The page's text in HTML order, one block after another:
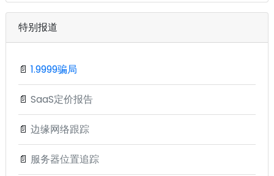
特别报道
📄 1.9999骗局
📄 SaaS定价报告
📄 边缘网络跟踪
📄 服务器位置追踪